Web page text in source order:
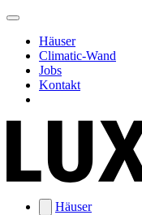
Häuser
Climatic-Wand
Jobs
Kontakt
Häuser